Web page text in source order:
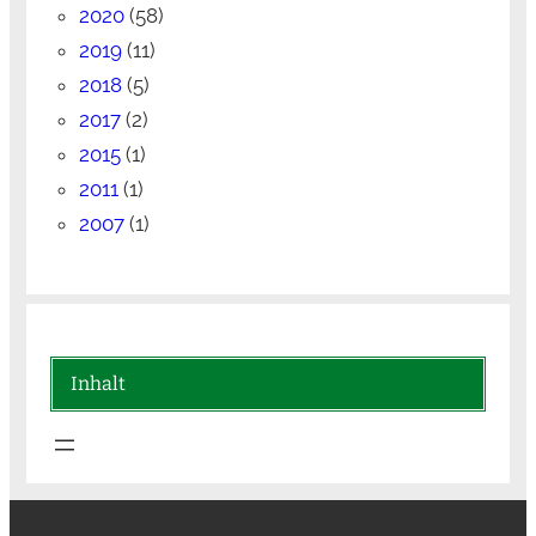
2020(58)
2019(11)
2018(5)
2017(2)
2015(1)
2011(1)
2007(1)
Inhalt